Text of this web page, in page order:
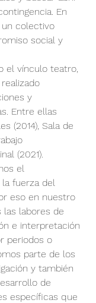
En
colectivo
social y
el vínculo teatro,
y
Entre ellas
(2014), Sala de
(2021).
el
fuerza del
eso en nuestro
las labores de
e interpretación
periodos o
parte de los
y también
de
específicas que